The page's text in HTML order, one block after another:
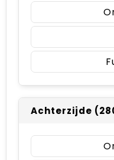
Achterzijde